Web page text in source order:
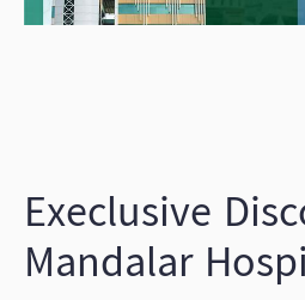
Execlusive
Mandalar